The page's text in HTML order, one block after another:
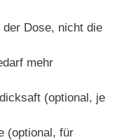
Dose, nicht die
mehr
(optional, je
(optional, für